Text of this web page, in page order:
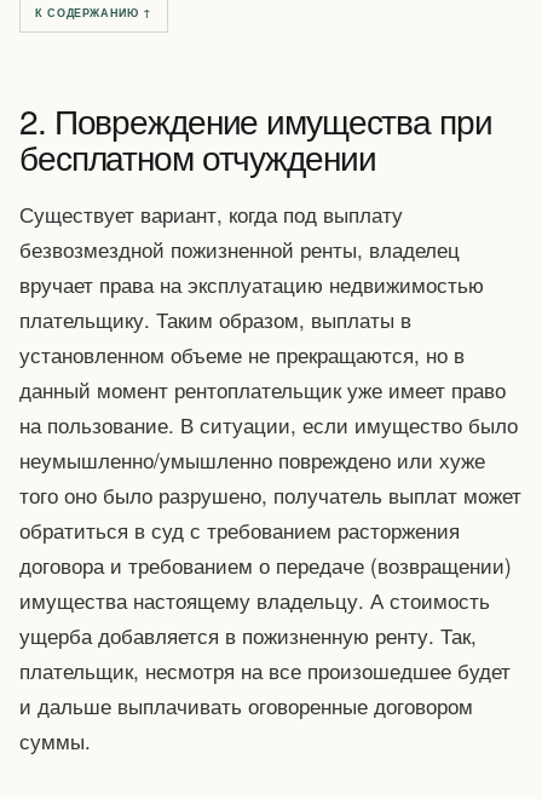
К СОДЕРЖАНИЮ ↑
2. Повреждение имущества при
бесплатном отчуждении
Существует вариант, когда под выплату
безвозмездной пожизненной ренты, владелец
вручает права на эксплуатацию недвижимостью
плательщику. Таким образом, выплаты в
установленном объеме не прекращаются, но в
данный момент рентоплательщик уже имеет право
на пользование. В ситуации, если имущество было
неумышленно/умышленно повреждено или хуже
того оно было разрушено, получатель выплат может
обратиться в суд с требованием расторжения
договора и требованием о передаче (возвращении)
имущества настоящему владельцу. А стоимость
ущерба добавляется в пожизненную ренту. Так,
плательщик, несмотря на все произошедшее будет
и дальше выплачивать оговоренные договором
суммы.